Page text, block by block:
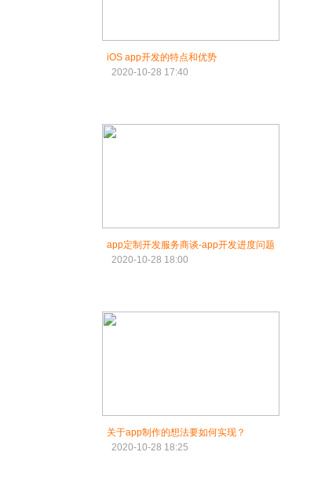
iOS app开发的特点和优势
2020-10-28 17:40
app定制开发服务商谈-app开发进度问题
2020-10-28 18:00
关于app制作的想法要如何实现？
2020-10-28 18:25